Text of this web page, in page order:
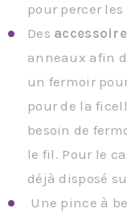
pour percer les
Des
anneaux afin
un fermoir
pour de la
besoin de
le fil. Pour le
déjà disposé
Une pince à